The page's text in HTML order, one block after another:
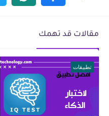
مقالات قد تهمك
تطبيقات